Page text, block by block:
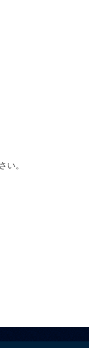
い。